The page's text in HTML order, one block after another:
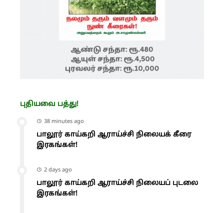
புதியவை பத்து!
38 minutes ago
பாலூர் காய்கறி ஆராய்ச்சி நிலையக் கீரை
இரகங்கள்!
2 days ago
பாலூர் காய்கறி ஆராய்ச்சி நிலையப் புடலை
இரகங்கள்!